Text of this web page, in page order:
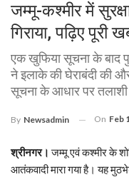
जम्मू-कश्मीर में
गिराया, पढ़िए पूरी
एक खुफिया सूचना के बाद
ने इलाके की घेराबंदी की
सूचना के आधार पर
By Newsadmin On Feb
श्रीनगर। जम्मू एवं कश्मीर के
आतंकवादी मारा गया है। यह